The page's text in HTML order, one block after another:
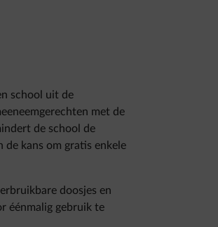
school uit de
met de
de school de
de kans om gratis enkele
doosjes en
éénmalig gebruik te